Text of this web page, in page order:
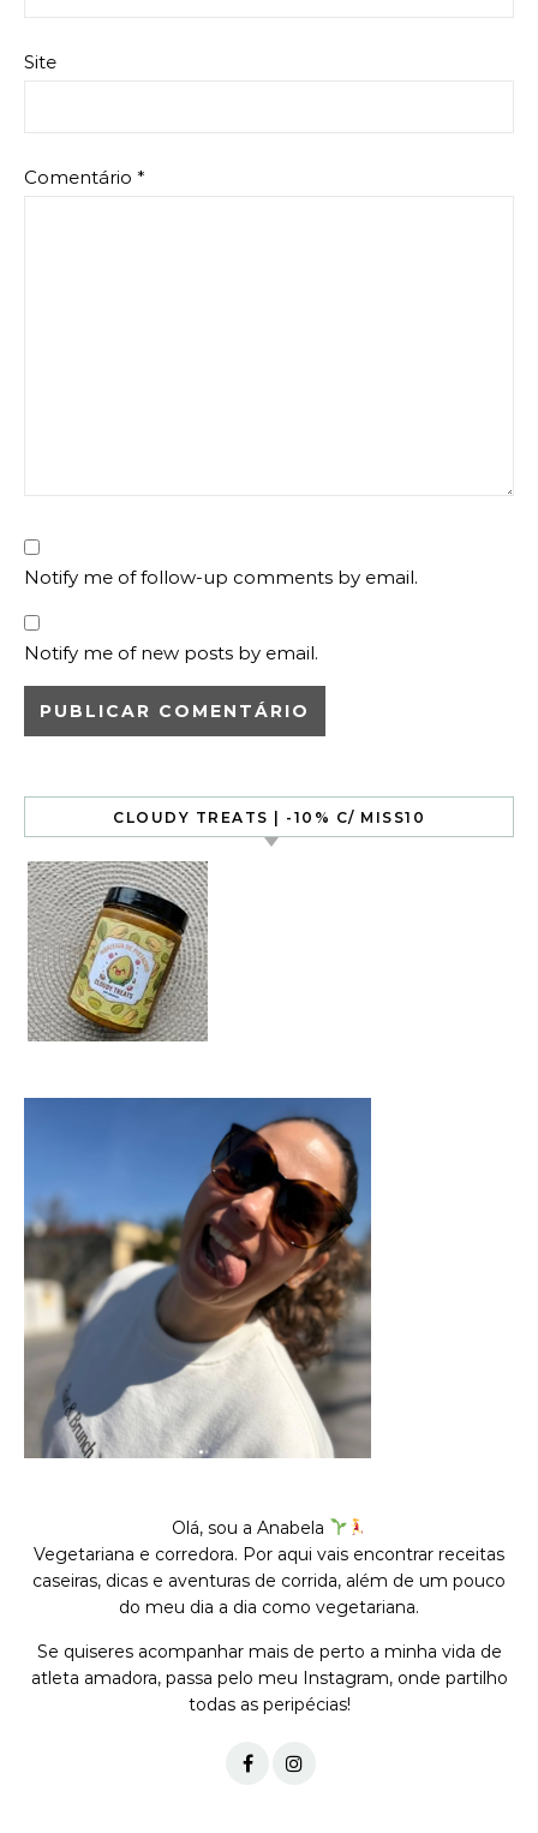
Site
Comentário *
Notify me of follow-up comments by email.
Notify me of new posts by email.
CLOUDY TREATS | -10% C/ MISS10
Olá, sou a Anabela
Vegetariana e corredora. Por aqui vais encontrar receitas
caseiras, dicas e aventuras de corrida, além de um pouco
do meu dia a dia como vegetariana.
Se quiseres acompanhar mais de perto a minha vida de
atleta amadora, passa pelo meu Instagram, onde partilho
todas as peripécias!